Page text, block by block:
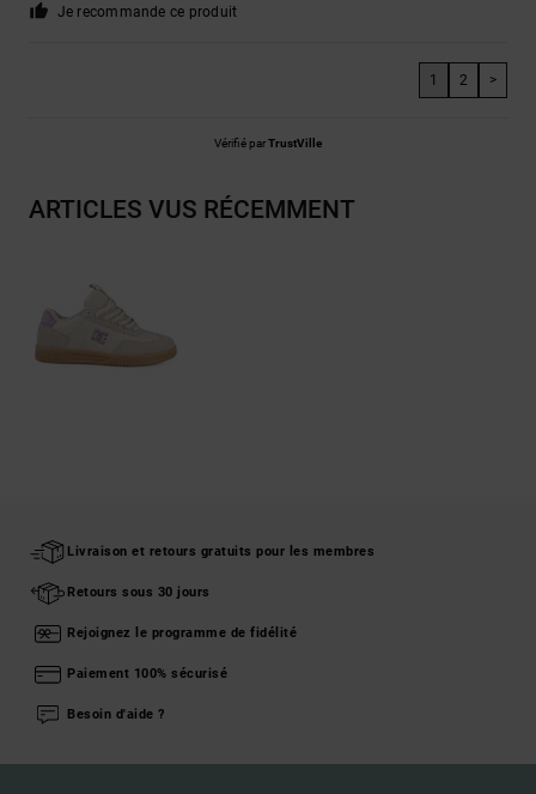
Je recommande ce produit
1 2 >
Vérifié parTrustVille
ARTICLES VUS RÉCEMMENT
Livraison et retours gratuits pour les membres
Retours sous 30 jours
Rejoignez le programme de fidélité
Paiement 100% sécurisé
Besoin d'aide ?